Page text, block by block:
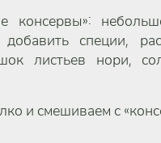
консервы»:
добавить специи,
листьев нори,
и смешиваем с